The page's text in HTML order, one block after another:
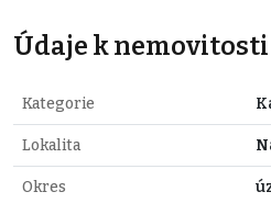
Údaje k nemovitosti
Kategorie
Lokalita
Okres